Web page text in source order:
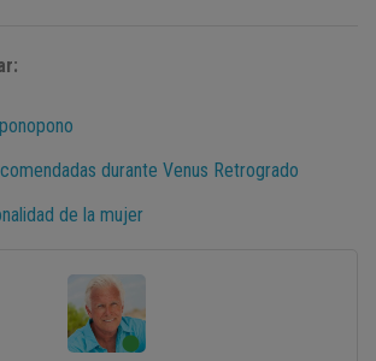
durante Venus Retrogrado
de la mujer